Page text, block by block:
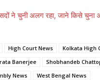
ने चुनी अलग रहा, जाने किसे चुना
High Court News Kolkata High
Banerjee Shobhandeb
News West Bengal News